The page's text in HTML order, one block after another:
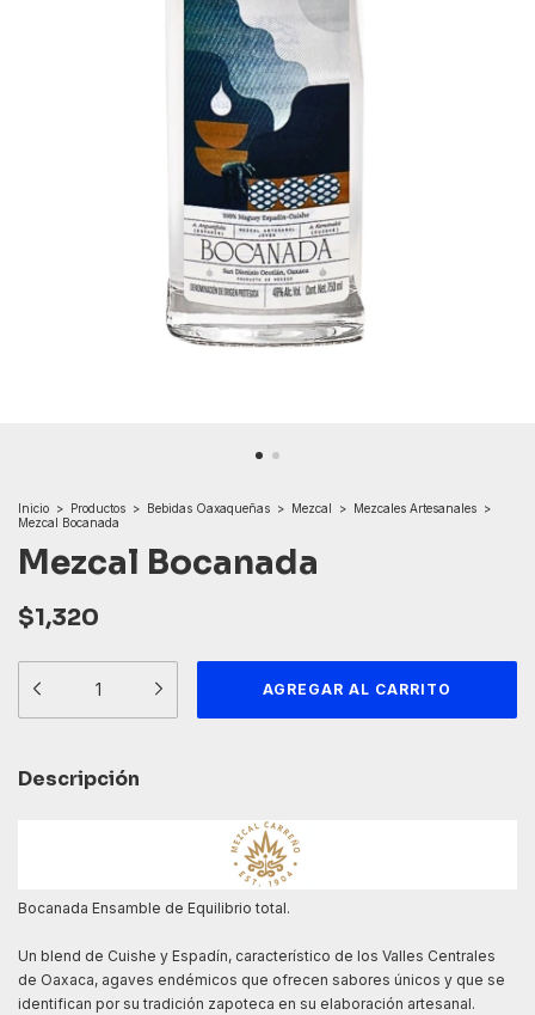
Inicio > Productos > Bebidas Oaxaqueñas > Mezcal > Mezcales Artesanales >
Mezcal Bocanada
Mezcal Bocanada
$1,320
Descripción
Bocanada Ensamble de Equilibrio total.
Un blend de Cuishe y Espadín, característico de los Valles Centrales
de Oaxaca, agaves endémicos que ofrecen sabores únicos y que se
identifican por su tradición zapoteca en su elaboración artesanal.